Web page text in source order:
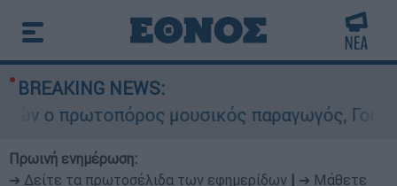
BREAKING NEWS:
πρωτοπόρος μουσικός παραγωγός, Γουίλιαμ
Πρωινή ενημέρωση:
➔ Δείτε τα πρωτοσέλιδα των εφημερίδων
➔ Μάθετε